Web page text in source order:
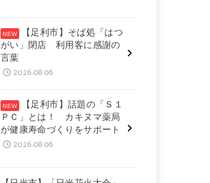
【足利市】そば処「はつ
がい」閉店 利用客に感謝の
言葉
2026.08.06
【足利市】話題の「Ｓ１
ＰＣ」とは！ カキヌマ薬局
が健康寿命づくりをサポート
2026.08.06